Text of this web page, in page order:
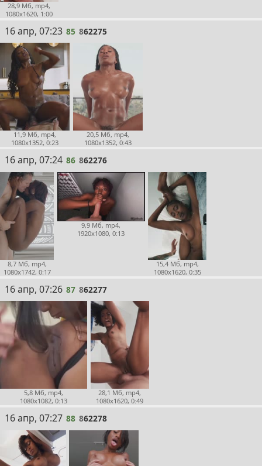
28,9 Мб, mp4,
1080x1620, 1:00
85
16 апр, 07:23 85 862275
11,9 Мб, mp4,
1080x1352, 0:23
20,5 Мб, mp4,
1080x1352, 0:43
86
16 апр, 07:24 86 862276
8,7 Мб, mp4,
1080x1742, 0:17
9,9 Мб, mp4,
1920x1080, 0:13
15,4 Мб, mp4,
1080x1620, 0:35
87
16 апр, 07:26 87 862277
5,8 Мб, mp4,
1080x1082, 0:13
28,1 Мб, mp4,
1080x1620, 0:49
88
16 апр, 07:27 88 862278